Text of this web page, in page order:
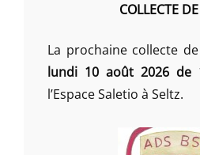
COLLECTE
La prochaine collecte
lundi 10 août 2026 de
l’Espace Saletio à Seltz.